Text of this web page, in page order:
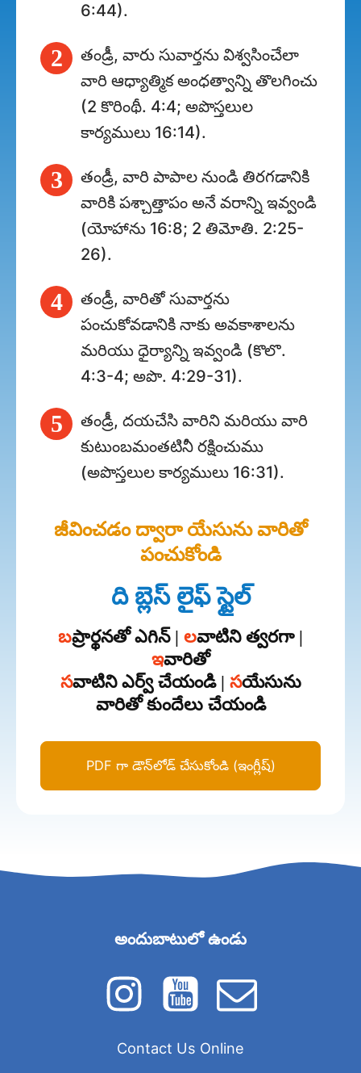
6:44).
2
తండ్రీ, వారు సువార్తను విశ్వసించేలా
వారి ఆధ్యాత్మిక అంధత్వాన్ని తొలగించు
(2 కొరింథీ. 4:4; అపొస్తలుల
కార్యములు 16:14).
3
తండ్రీ, వారి పాపాల నుండి తిరగడానికి
వారికి పశ్చాత్తాపం అనే వరాన్ని ఇవ్వండి
(యోహాను 16:8; 2 తిమోతి. 2:25-
26).
4
తండ్రీ, వారితో సువార్తను
పంచుకోవడానికి నాకు అవకాశాలను
మరియు ధైర్యాన్ని ఇవ్వండి (కొలొ.
4:3-4; అపొ. 4:29-31).
5
తండ్రీ, దయచేసి వారిని మరియు వారి
కుటుంబమంతటినీ రక్షించుము
(అపొస్తలుల కార్యములు 16:31).
జీవించడం ద్వారా యేసును వారితో
పంచుకోండి
ది బ్లెస్ లైఫ్ స్టైల్
బప్రార్థనతో ఎగిన్ | లవాటిని త్వరగా |
ఇవారితో
సవాటిని ఎర్వ్ చేయండి | సయేసును
వారితో కుందేలు చేయండి
PDF గా డౌన్‌లోడ్ చేసుకోండి (ఇంగ్లీష్)
అందుబాటులో ఉండు
Contact Us Online